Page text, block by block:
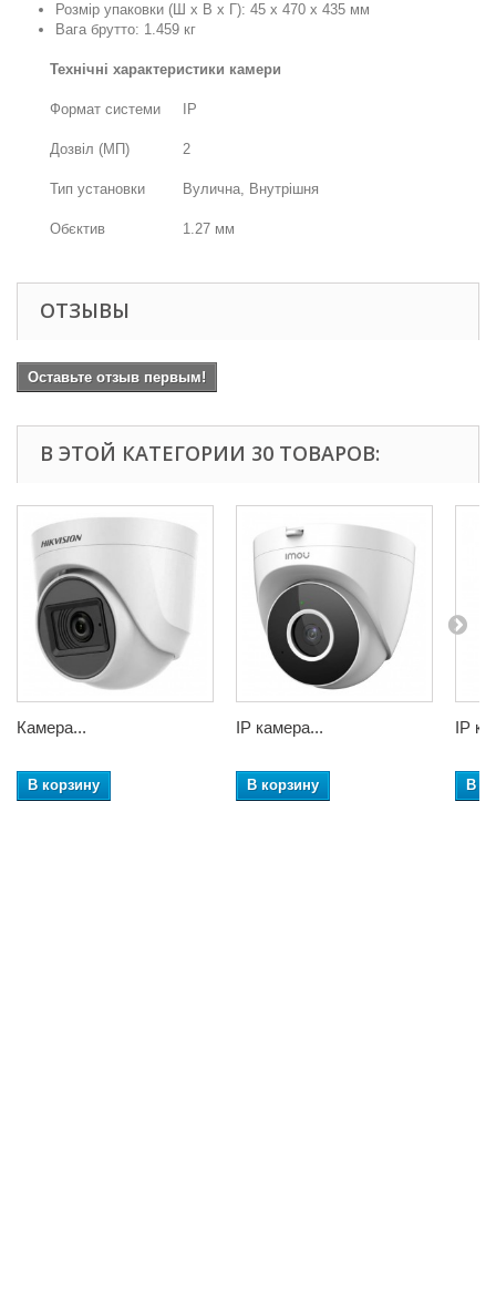
Розмір упаковки (Ш х В х Г): 45 x 470 x 435 мм
Вага брутто: 1.459 кг
Технічні характеристики камери
Формат системи IP
Дозвіл (МП) 2
Тип установки Вулична, Внутрішня
Обєктив 1.27 мм
ОТЗЫВЫ
Оставьте отзыв первым!
В ЭТОЙ КАТЕГОРИИ 30 ТОВАРОВ:
Камера...
В корзину
IP камера...
В корзину
IP
В